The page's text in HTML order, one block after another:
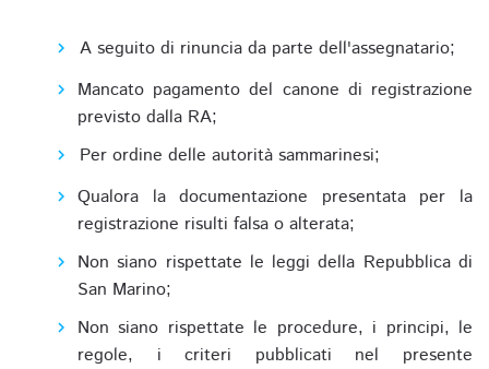
A seguito di rinuncia da parte dell'assegnatario;
Mancato pagamento del canone di registrazione
previsto dalla RA;
Per ordine delle autorità sammarinesi;
Qualora la documentazione presentata per la
registrazione risulti falsa o alterata;
Non siano rispettate le leggi della Repubblica di
San Marino;
Non siano rispettate le procedure, i principi, le
regole, i criteri pubblicati nel presente